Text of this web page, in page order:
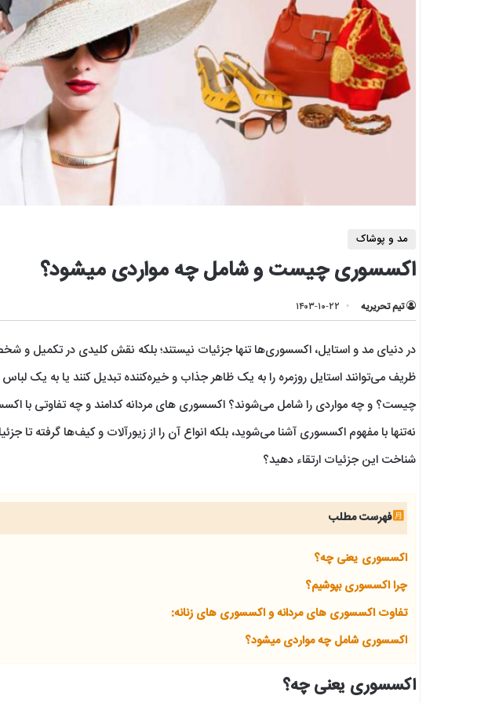
مد و پوشاک
اکسسوری چیست و شامل چه مواردی میشود؟
تیم تحریریه ۱۴۰۳-۱۰-۲۲
در دنیای مد و استایل، اکسسوری‌ها تنها جزئیات نیستند؛ بلکه نقش کلیدی در تکمیل
ظریف می‌توانند استایل روزمره را به یک ظاهر جذاب و خیره‌کننده تبدیل کنند یا به یک
چیست؟ و چه مواردی را شامل می‌شوند؟ اکسسوری های مردانه کدامند و چه تفاوتی با
نه‌تنها با مفهوم اکسسوری آشنا می‌شوید، بلکه انواع آن را از زیورآلات و کیف‌ها گرفته تا
شناخت این جزئیات ارتقاء دهید؟
فهرست مطلب
اکسسوری یعنی چه؟
چرا اکسسوری بپوشیم؟
تفاوت اکسسوری های مردانه و اکسسوری های زنانه:
اکسسوری شامل چه مواردی میشود؟
اکسسوری یعنی چه؟